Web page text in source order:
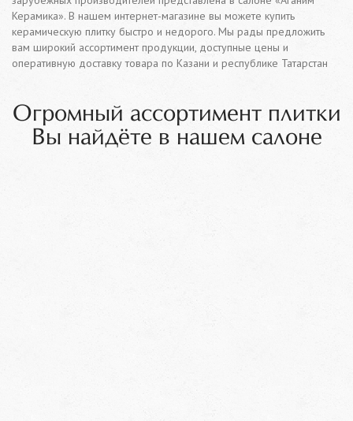
Керамика». В нашем интернет-магазине вы можете купить
керамическую плитку быстро и недорого. Мы рады предложить
вам широкий ассортимент продукции, доступные цены и
оперативную доставку товара по Казани и республике Татарстан
Огромный ассортимент плитки
Вы найдёте в нашем салоне